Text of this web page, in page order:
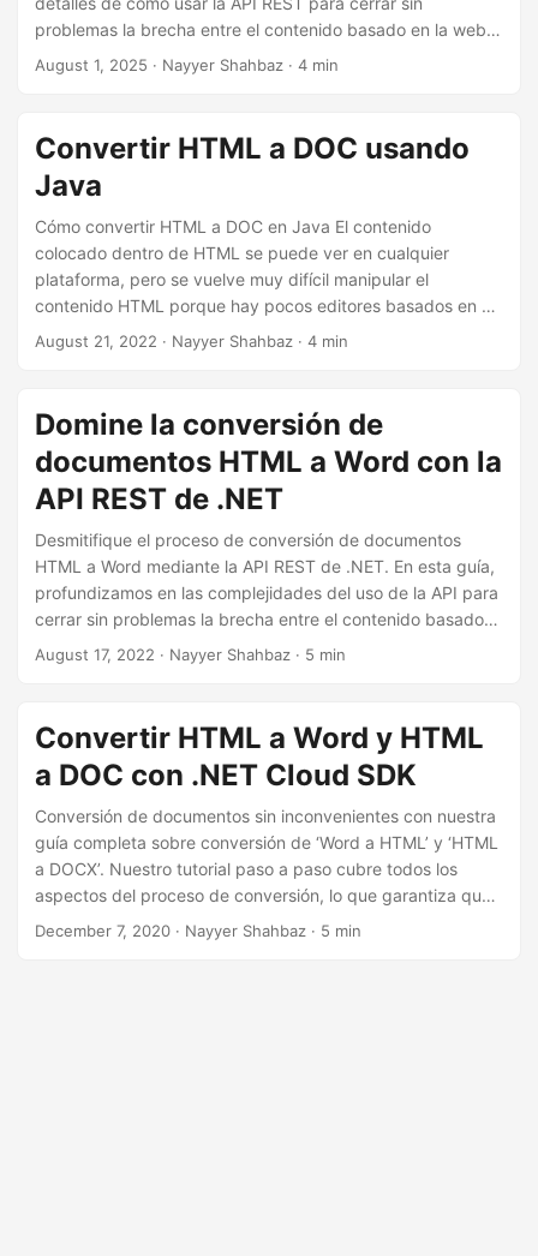
n
problemas la brecha entre el contenido basado en la web y
el mundo de la creación de documentos profesionales.
August 1, 2025 · Nayyer Shahbaz · 4 min
Convertir HTML a DOC usando
Java
Cómo convertir HTML a DOC en Java El contenido
colocado dentro de HTML se puede ver en cualquier
plataforma, pero se vuelve muy difícil manipular el
contenido HTML porque hay pocos editores basados en UI
para archivos HTML. Entonces, uno de los enfoques
contenido. En este artículo, vamos a discutir los detalles
sobre cómo desarrollar un convertidor de HTML a DOC
usando Java.
August 21, 2022 · Nayyer Shahbaz · 4 min
Domine la conversión de
documentos HTML a Word con la
API REST de .NET
Desmitifique el proceso de conversión de documentos
HTML a Word mediante la API REST de .NET. En esta guía,
profundizamos en las complejidades del uso de la API para
cerrar sin problemas la brecha entre el contenido basado
en la web y el mundo de la creación de documentos
August 17, 2022 · Nayyer Shahbaz · 5 min
Convertir HTML a Word y HTML
a DOC con .NET Cloud SDK
Conversión de documentos sin inconvenientes con nuestra
guía completa sobre conversión de ‘Word a HTML’ y ‘HTML
a DOCX’. Nuestro tutorial paso a paso cubre todos los
aspectos del proceso de conversión, lo que garantiza que
cuente con las herramientas necesarias para realizar
December 7, 2020 · Nayyer Shahbaz · 5 min